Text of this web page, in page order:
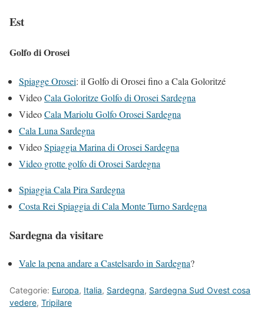
Est
Golfo di Orosei
Spiagge Orosei: il Golfo di Orosei fino a Cala Goloritzé
VideoCala Goloritze Golfo di Orosei Sardegna
VideoCala Mariolu Golfo Orosei Sardegna
Cala Luna Sardegna
VideoSpiaggia Marina di Orosei Sardegna
Video grotte golfo di Orosei Sardegna
Spiaggia Cala Pira Sardegna
Costa Rei Spiaggia di Cala Monte Turno Sardegna
Sardegna da visitare
Vale la pena andare a Castelsardo in Sardegna?
Categorie: Europa, Italia, Sardegna, Sardegna Sud Ovest cosa
vedere, Tripilare